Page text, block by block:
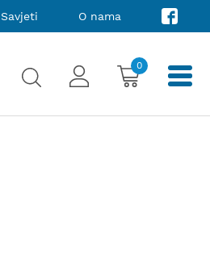
Savjeti O nama
0